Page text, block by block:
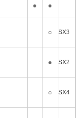
●
●
○ SX3
● SX2
○ SX4